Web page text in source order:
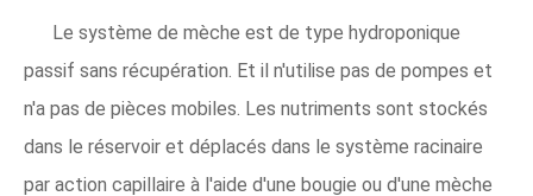
Le système de mèche est de type hydroponique
passif sans récupération. Et il n'utilise pas de pompes et
n'a pas de pièces mobiles. Les nutriments sont stockés
dans le réservoir et déplacés dans le système racinaire
par action capillaire à l'aide d'une bougie ou d'une mèche